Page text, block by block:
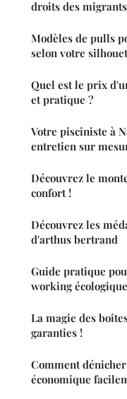
droits des migrants
Modèles de pulls
selon votre
Quel est le prix
et pratique ?
Votre pisciniste à
entretien sur
Découvrez le
confort !
Découvrez les
d'arthus bertrand
Guide pratique
working
La magie des
garanties !
Comment
économique